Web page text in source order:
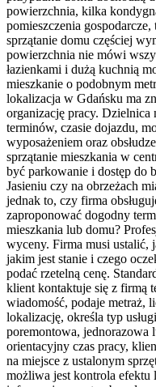
powierzchnia, kilka
pomieszczenia
sprzątanie domu częściej
powierzchnia nie mówi
łazienkami i dużą kuchnią
mieszkanie o podobnym
lokalizacja w Gdańsku ma
organizację pracy. Dzielnica
terminów, czasie dojazdu,
wyposażeniem oraz
sprzątanie mieszkania w
być parkowanie i dostęp do
Jasieniu czy na obrzeżach
jednak to, czy firma
zaproponować dogodny
mieszkania lub domu?
wyceny. Firma musi ustalić,
jakim jest stanie i czego
podać rzetelną cenę.
klient kontaktuje się z firmą
wiadomość, podaje metraż,
lokalizację, określa typ
poremontowa, jednorazowa
orientacyjny czas pracy,
na miejsce z ustalonym
możliwa jest kontrola efektu